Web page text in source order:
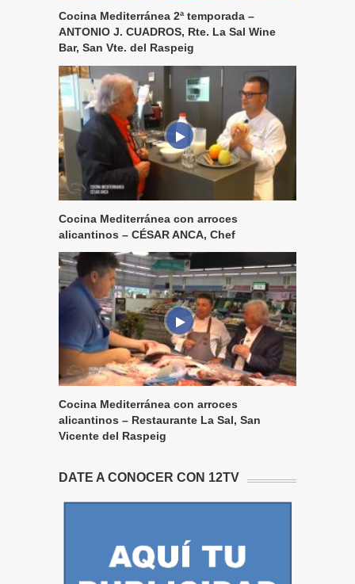
Cocina Mediterránea 2ª temporada –
ANTONIO J. CUADROS, Rte. La Sal Wine
Bar, San Vte. del Raspeig
Cocina Mediterránea con arroces
alicantinos – CÉSAR ANCA, Chef
Cocina Mediterránea con arroces
alicantinos – Restaurante La Sal, San
Vicente del Raspeig
DATE A CONOCER CON 12TV